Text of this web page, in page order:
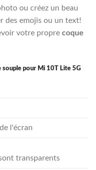
ou créez un beau
des emojis ou un text!
votre propre coque
souple pour Mi 10T Lite 5G
l'écran
transparents